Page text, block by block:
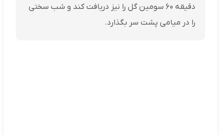
دقیقه ۶۰ سومین گل را نیز دریافت کند و شب سختی
را در میامی پشت سر بگذارد.